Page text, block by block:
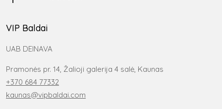
VIP Baldai
UAB DEINAVA
Pramonės pr. 14, Žalioji galerija 4 salė, Kaunas
+370 684 77332
kaunas@vipbaldai.com